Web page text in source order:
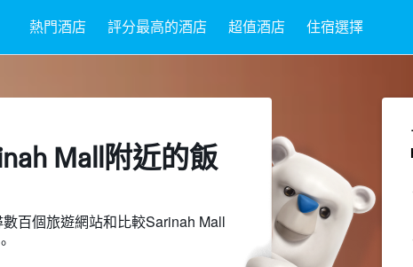
熱門酒店 評分最高的酒店 超值酒店 住宿選擇
Mall附近​的飯
百個旅遊網站和比較Sarinah Mall